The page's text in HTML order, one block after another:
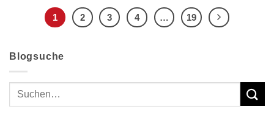
1 2 3 4 … 19
Blogsuche